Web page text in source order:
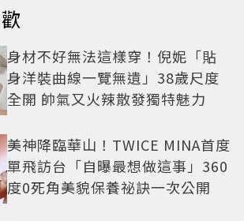
身材不好無法這樣穿！倪妮「貼
身洋裝曲線一覽無遺」38歲尺度
全開 帥氣又火辣散發獨特魅力
美神降臨華山！TWICE MINA首度
單飛訪台「自曝最想做這事」360
度0死角美貌保養祕訣一次公開